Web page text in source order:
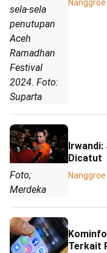
sela-sela
penutupan
Aceh
Ramadhan
Festival
2024. Foto:
Suparta
Nanggroe
Foto;
Merdeka
Dicatut
Nanggroe
Terkait